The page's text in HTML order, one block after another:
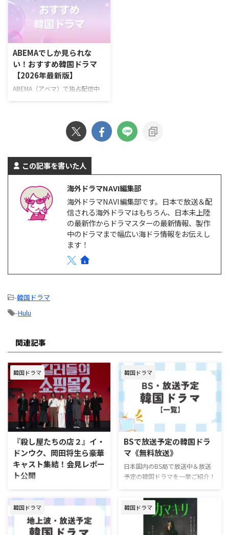
『残念ながら明日も出勤です！』
2026年6月22日（月）スタート
ソ・イングク主演！ 日常の倦怠
期に悩む会社員と冷徹な上司が仕
事と恋のときめきを取り戻してい
く、共感必至のオフィスロマン
ス。 >>『残念ながら明日も出勤
です！』詳細 ＼新規なら30日間
無料！／ 『残念ながら明日も出
ABEMAでしか見られな
い！おすすめ韓国ドラマ
【2026年最新版】
ABEMA（アベマ）で独占配信中
ラマとは？ ABEMAでは、オリジ
ナルのドラマや恋愛リアリティー
ショー、アニメ、スポーツなど、
ドラマをはじめとするアジアドラ
マも豊富で、特にK-POPアイドル
レミアムで多数独占配信してい
る。 ABEMAプレミアムは、広告
なしと広告つきの2つのプランが
ある。 ABEMAプレミアム 広告つ
きABEMAプレミアム 月額料金
￥1,180/月 ￥680/月 プレミ …
この記事を書いた人
海外ドラマNAVI編集部
海外ドラマNAVI編集部です。日本で放送＆配
信される海外ドラマはもちろん、日本未上陸
の最新作からドラマスターの最新情報、製作
中のドラマまで幅広い海ドラ情報をお伝えし
ます！
-韓国ドラマ
-Hulu
関連記事
韓国ドラマ
『殺し屋たちの店２』イ・
ドンウク、岡田将生ら豪華
キャスト集結！会見レポー
ト公開
2026年7月22日（水）より、
Disney+ (ディズニープラス)の
「スター」にて独占配信が開始さ
れた、『殺し屋たちの店』シーズ
ン2。その配信に先立ち、2026年
韓国ドラマ
BSで放送予定の韓国ドラ
マ《無料放送》
日本国内のBS局で放送中＆放送
予定の韓国ドラマを一挙ご紹介！
ら） 【PR】おすすめ動画配信サ
ービスアジアドラマ見るなら
Lemino（レミノ）！Leminoでは
『復讐代行人～模範タクシー～』
韓国ドラマ 韓国ドラマ